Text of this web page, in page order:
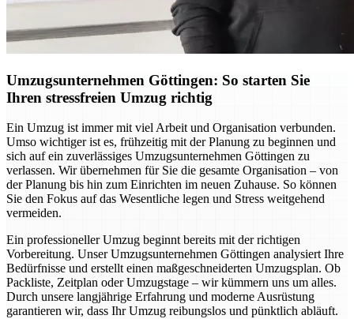
Umzugsunternehmen Göttingen: So starten Sie
Ihren stressfreien Umzug richtig
Ein Umzug ist immer mit viel Arbeit und Organisation verbunden.
Umso wichtiger ist es, frühzeitig mit der Planung zu beginnen und
sich auf ein zuverlässiges Umzugsunternehmen Göttingen zu
verlassen. Wir übernehmen für Sie die gesamte Organisation – von
der Planung bis hin zum Einrichten im neuen Zuhause. So können
Sie den Fokus auf das Wesentliche legen und Stress weitgehend
vermeiden.
Ein professioneller Umzug beginnt bereits mit der richtigen
Vorbereitung. Unser Umzugsunternehmen Göttingen analysiert Ihre
Bedürfnisse und erstellt einen maßgeschneiderten Umzugsplan. Ob
Packliste, Zeitplan oder Umzugstage – wir kümmern uns um alles.
Durch unsere langjährige Erfahrung und moderne Ausrüstung
garantieren wir, dass Ihr Umzug reibungslos und pünktlich abläuft.